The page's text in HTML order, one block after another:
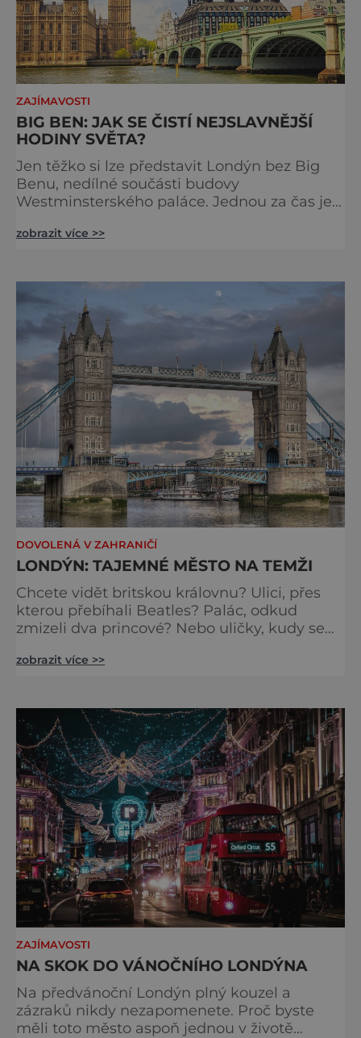
ZAJÍMAVOSTI
BIG BEN: JAK SE ČISTÍ NEJSLAVNĚJŠÍ
HODINY SVĚTA?
Jen těžko si lze představit Londýn bez Big
Benu, nedílné součásti budovy
Westminsterského paláce. Jednou za čas je
opucovat zašedlý kabát. Na konci srpna roku
čtyřčlenná údržbářská četa, vyzbrojena
hadry a kbelíky s mýdlovou vodou, po
několik dní navracela zašlý lesk. [caption
zobrazit více >>
DOVOLENÁ V ZAHRANIČÍ
LONDÝN: TAJEMNÉ MĚSTO NA TEMŽI
Chcete vidět britskou královnu? Ulici, přes
kterou přebíhali Beatles? Palác, odkud
zmizeli dva princové? Nebo uličky, kudy se
jak to všechno stihnout? Kouzelný Londýn
sebe. Pokud už nemáte štěstí, abyste do
Buckinghamského paláce viděli vjíždět či
odjíždět královnu Alž
zobrazit více >>
ZAJÍMAVOSTI
NA SKOK DO VÁNOČNÍHO LONDÝNA
Na předvánoční Londýn plný kouzel a
zázraků nikdy nezapomenete. Proč byste
měli toto město aspoň jednou v životě